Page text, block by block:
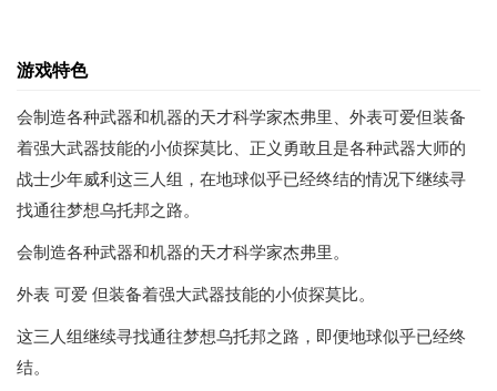
游戏特色
会制造各种武器和机器的天才科学家杰弗里、外表可爱但装备
着强大武器技能的小侦探莫比、正义勇敢且是各种武器大师的
战士少年威利这三人组，在地球似乎已经终结的情况下继续寻
找通往梦想乌托邦之路。
会制造各种武器和机器的天才科学家杰弗里。
外表 可爱 但装备着强大武器技能的小侦探莫比。
这三人组继续寻找通往梦想乌托邦之路，即便地球似乎已经终
结。